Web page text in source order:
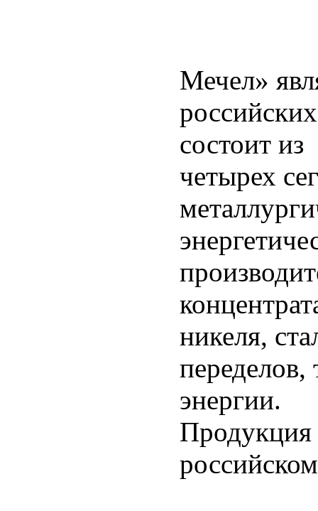
Мечел»
состоит из
четырех
никеля,
переделов,
энергии.
Продукция